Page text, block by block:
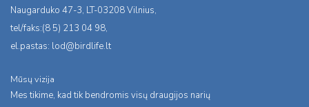
Naugarduko 47-3, LT-03208 Vilnius,
tel/faks:(8 5) 213 04 98,
el.pastas: lod@birdlife.lt
Mūsų vizija
Mes tikime, kad tik bendromis visų draugijos narių